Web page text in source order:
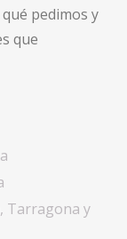
pedimos y
que
Tarragona y